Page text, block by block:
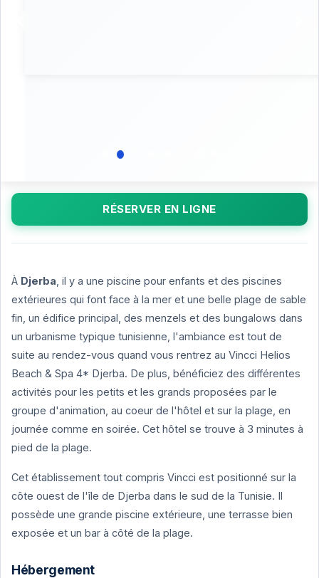
RÉSERVER EN LIGNE
À Djerba , il y a une piscine pour enfants et des piscines
extérieures qui font face à la mer et une belle plage de sable
fin, un édifice principal, des menzels et des bungalows dans
un urbanisme typique tunisienne, l'ambiance est tout de
suite au rendez-vous quand vous rentrez au Vincci Helios
Beach & Spa 4* Djerba. De plus, bénéficiez des différentes
activités pour les petits et les grands proposées par le
groupe d'animation, au coeur de l'hôtel et sur la plage, en
journée comme en soirée. Cet hôtel se trouve à 3 minutes à
pied de la plage.
Cet établissement tout compris Vincci est positionné sur la
côte ouest de l'île de Djerba dans le sud de la Tunisie. Il
possède une grande piscine extérieure, une terrasse bien
exposée et un bar à côté de la plage.
Hébergement